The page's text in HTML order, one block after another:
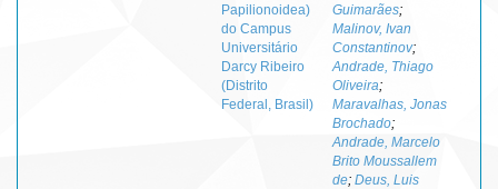
Papilionoidea)
do Campus
Universitário
Darcy Ribeiro
(Distrito
Federal, Brasil)
Guimarães;
Malinov, Ivan
Constantinov;
Andrade, Thiago
Oliveira;
Maravalhas, Jonas
Brochado;
Andrade, Marcelo
Brito Moussallem
de; Deus, Luis